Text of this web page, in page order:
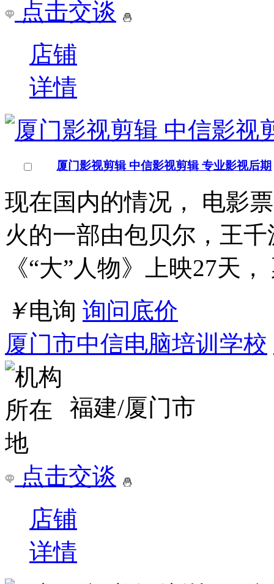
非常广泛，如：电影特
计，三维动画，虚拟仿真
电询
太原锦华计算机学校 学
山西/太原市
点击交谈
店铺
详情
大连影视后期培训班 迪派后期剪辑专业性
大连影视后期培训班 迪